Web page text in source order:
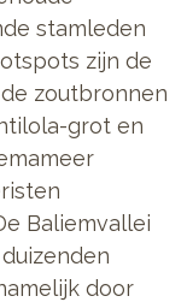
stamleden
zijn de
zoutbronnen
grot en
Baliemvallei
door